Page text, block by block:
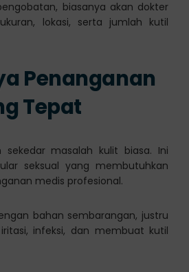
biasanya akan dokter
lokasi, serta jumlah kutil
Penanganan
Tepat
sekedar masalah kulit biasa. Ini
seksual yang membutuhkan
medis profesional.
bahan sembarangan, justru
infeksi, dan membuat kutil